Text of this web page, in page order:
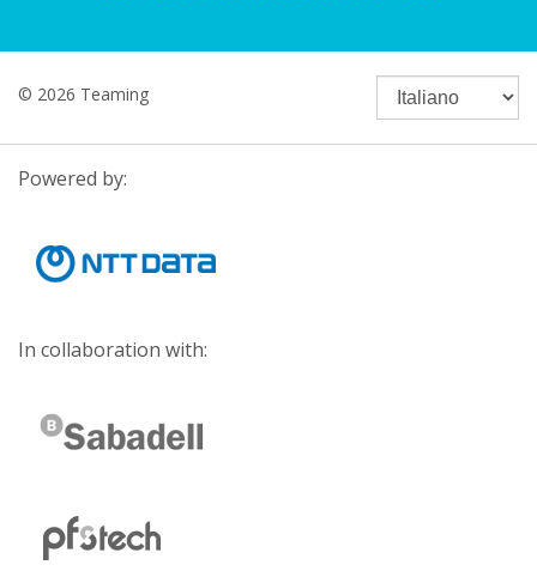
© 2026 Teaming
Powered by:
In collaboration with: